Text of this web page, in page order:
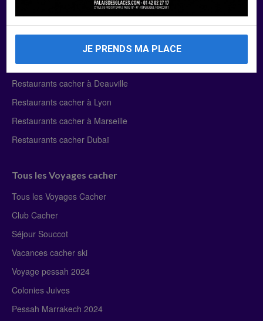
Manger Cacher
Liste des restaurants cacher
Restaurants cacher à Paris
Restaurants cacher à Deauville
Restaurants cacher à Lyon
Restaurants cacher à Marseille
Restaurants cacher Dubaï
Tous les Voyages cacher
Tous les Voyages Cacher
Club Cacher
Séjour Souccot
Vacances cacher ski
Voyage pessah 2024
Colonies Juives
Pessah Marrakech 2024
JE PRENDS MA PLACE